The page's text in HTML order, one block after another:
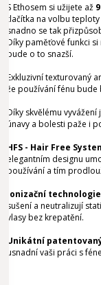
S Ethosem si užijete až
tlačítka na volbu
snadno se tak
Díky paměťové funkci
bude o to snazší.
Exkluzivní texturovaný
že používání fénu
Díky skvělému
únavy a bolesti paže i
HFS - Hair Free
elegantním designu
používání a tím
Ionizační technologie
sušení a neutralizují
vlasy bez krepatění.
Unikátní
usnadní vaši práci s